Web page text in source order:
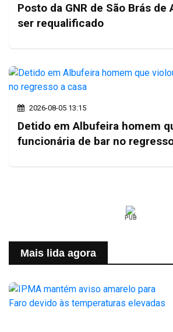
Posto da GNR de São Brás de
ser requalificado
2026-08-05 13:15
Detido em Albufeira homem
funcionária de bar no
PUB
Mais lida agora